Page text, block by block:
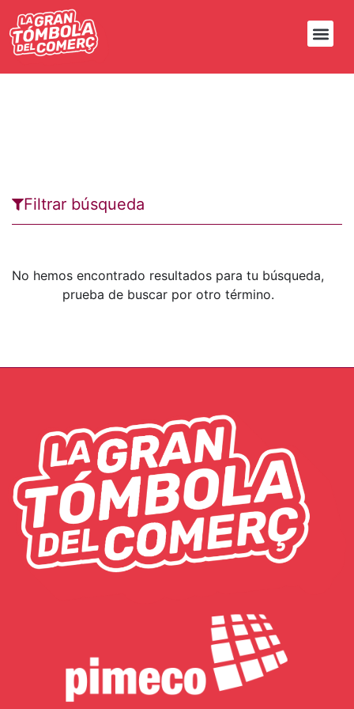
Filtrar búsqueda
No hemos encontrado resultados para tu búsqueda,
prueba de buscar por otro término.